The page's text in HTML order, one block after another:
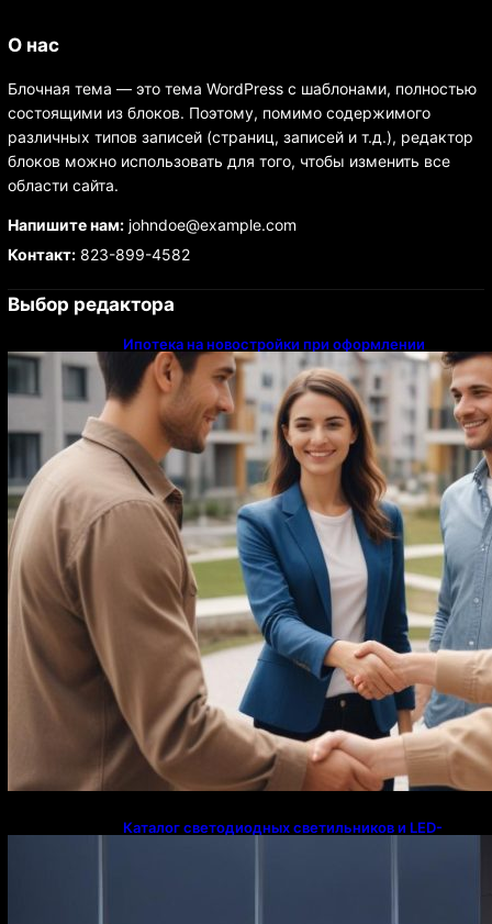
О нас
Блочная тема — это тема WordPress с шаблонами, полностью
состоящими из блоков. Поэтому, помимо содержимого
различных типов записей (страниц, записей и т.д.), редактор
блоков можно использовать для того, чтобы изменить все
области сайта.
Напишите нам:johndoe@example.com
Контакт:823-899-4582
Выбор редактора
Ипотека на новостройки при оформлении
напрямую у застройщика
Каталог светодиодных светильников и LED-